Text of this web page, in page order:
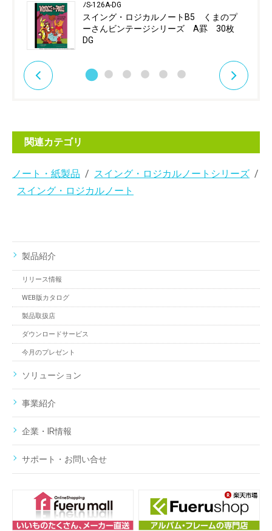
ﾉS-126A-DG
スイング・ロジカルノートB5 くまのプ
ーさんビンテージシリーズ A罫 30枚
DG
関連カテゴリ
ノート・紙製品
スイング・ロジカルノートシリーズ
スイング・ロジカルノート
製品紹介
リリース情報
WEB版カタログ
製品取扱店
ダウンロードサービス
今月のプレゼント
ソリューション
事業紹介
企業・IR情報
サポート・お問い合せ